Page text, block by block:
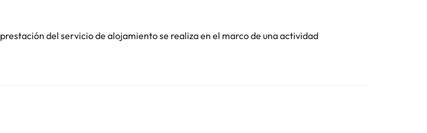
directamente en el establecimiento. Toda la información de esta ficha está sujeta a
del servicio de alojamiento se realiza en el marco de una actividad